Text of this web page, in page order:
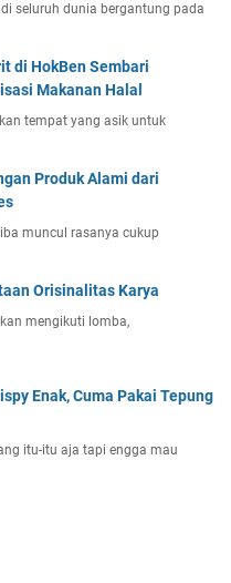
seluruh dunia bergantung pada
di HokBen Sembari
Makanan Halal
tempat yang asik untuk
Produk Alami dari
muncul rasanya cukup
Orisinalitas Karya
mengikuti lomba,
Enak, Cuma Pakai Tepung
itu-itu aja tapi engga mau